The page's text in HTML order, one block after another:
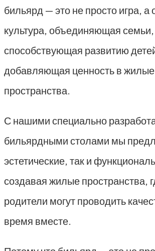
бильярд — это не просто игра, а
культура, объединяющая семьи,
способствующая развитию
добавляющая ценность в жилые
пространства.
С нашими специально
бильярдными столами мы
эстетические, так и
создавая жилые пространства,
родители могут проводить
время вместе.